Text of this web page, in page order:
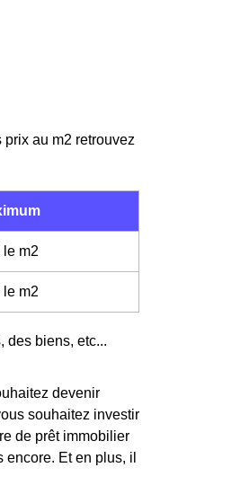
prix au m2 retrouvez
le m2
le m2
des biens, etc...
devenir
souhaitez investir
de prêt immobilier
Et en plus, il